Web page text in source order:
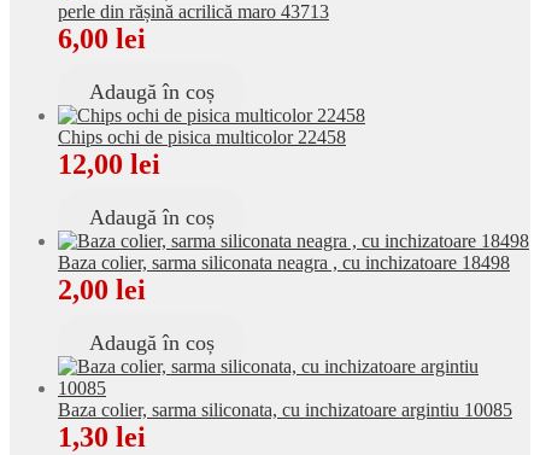
perle din rășină acrilică maro 43713
6,00 lei
Adaugă în coș
Chips ochi de pisica multicolor 22458
12,00 lei
Adaugă în coș
Baza colier, sarma siliconata neagra , cu inchizatoare 18498
2,00 lei
Adaugă în coș
Baza colier, sarma siliconata, cu inchizatoare argintiu 10085
1,30 lei